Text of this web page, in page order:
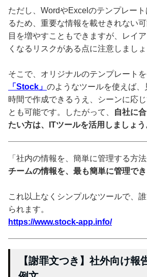
ただし、WordやExcelのテンプレー
るため、重要な情報を載せきれない
目を増やすこともできますが、レイ
くなるリスクがある点に注意しましょ
そこで、オリジナルのテンプレート
「Stock」 のようなツールを使えば
時間で作成できるうえ、シーンに応
とも可能です。したがって、
自社に
たい方は、ITツールを活用しましょう
「社内の情報を、簡単に管理する方法
チームの情報を、最も簡単に管理で
これ以上なくシンプルなツールで、
られます。
https://www.stock-app.info/
【謝罪文つき】社外向け報